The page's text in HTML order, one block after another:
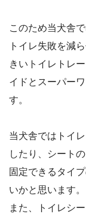
このため当犬舎
トイレ失敗を減
きいトイレトレ
イドとスーパー
す。
当犬舎ではトイ
したり、シート
固定できるタイ
いかと思います。
また、トイレシ